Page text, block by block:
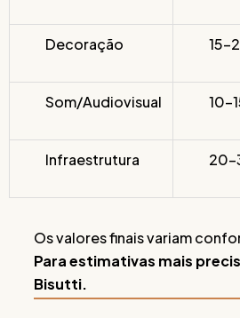
Decoração 15-
Som/Audiovisual 10-
Infraestrutura 20-
Os valores finais variam
Para estimativas mais
Bisutti.